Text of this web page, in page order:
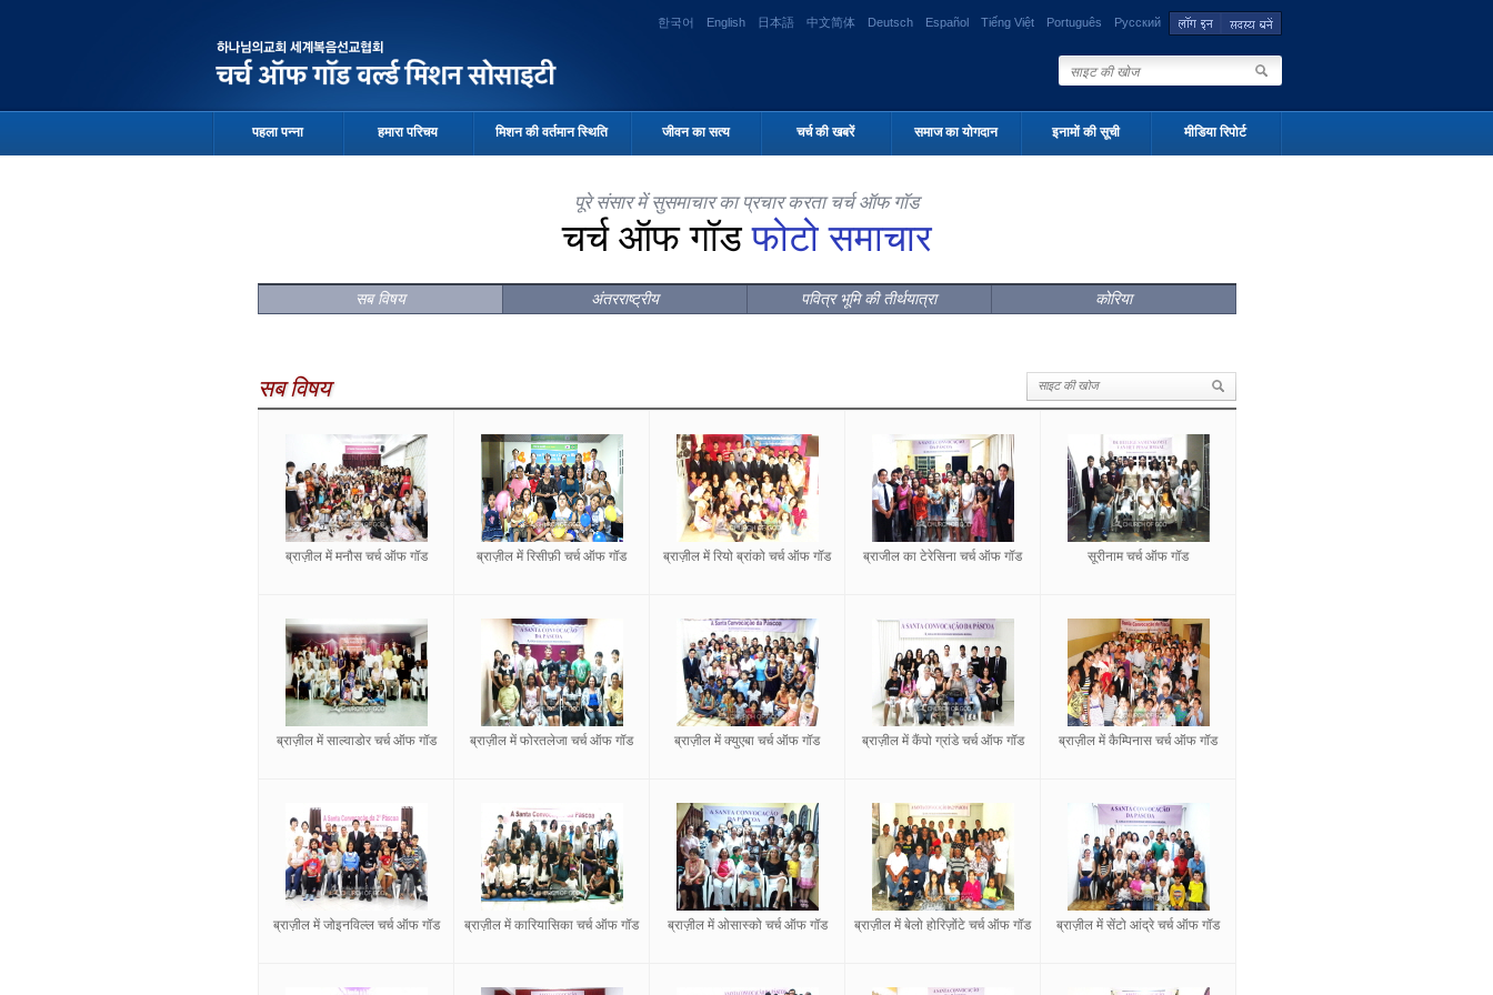
한국어 English 日本語 中文简体 Deutsch Español Tiếng Việt Português Русский
पहला पन्ना हमारा परिचय मिशन की वर्तमान स्थिति जीवन का सत्य चर्च की खबरें समाज का योगदान इनामों की सूची मीडिया रिपोर्ट
पूरे संसार में सुसमाचार का प्रचार करता चर्च ऑफ गॉड
चर्च ऑफ गॉडफोटो समाचार
सब विषय अंतरराष्ट्रीय पवित्र भूमि की तीर्थयात्रा कोरिया
सब विषय
ब्राज़ील में मनौस चर्च ऑफ गॉड ब्राज़ील में रिसीफ़ी चर्च ऑफ गॉड ब्राज़ील में रियो ब्रांको चर्च ऑफ गॉड ब्राजील का टेरेसिना चर्च ऑफ गॉड सूरीनाम चर्च ऑफ गॉड
ब्राज़ील में साल्वाडोर चर्च ऑफ गॉड ब्राज़ील में फोरतलेजा चर्च ऑफ गॉड ब्राज़ील में क्युएबा चर्च ऑफ गॉड ब्राज़ील में कैंपो ग्रांडे चर्च ऑफ गॉड ब्राज़ील में कैम्पिनास चर्च ऑफ गॉड
ब्राज़ील में जोइनविल्ल चर्च ऑफ गॉड ब्राज़ील में कारियासिका चर्च ऑफ गॉड ब्राज़ील में ओसास्को चर्च ऑफ गॉड ब्राज़ील में बेलो होरिज़ोंटे चर्च ऑफ गॉड ब्राज़ील में सेंटो आंद्रे चर्च ऑफ गॉड